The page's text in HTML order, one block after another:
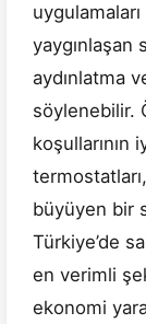
yaygınlaşan
aydınlatma
söylenebilir.
koşullarının
büyüyen bir
Türkiye’de
en verimli
ekonomi